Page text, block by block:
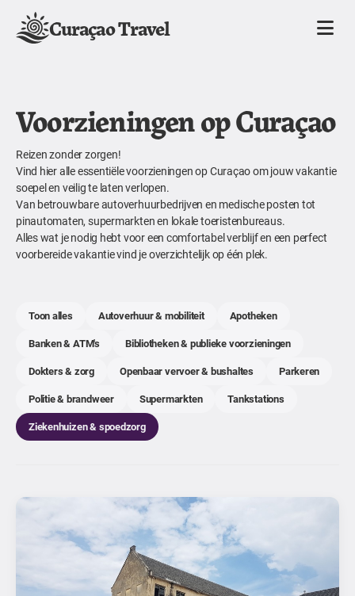
Curaçao Travel
Voorzieningen op Curaçao
Reizen zonder zorgen!
Vind hier alle essentiële voorzieningen op Curaçao om jouw vakantie
soepel en veilig te laten verlopen.
Van betrouwbare autoverhuurbedrijven en medische posten tot
pinautomaten, supermarkten en lokale toeristenbureaus.
Alles wat je nodig hebt voor een comfortabel verblijf en een perfect
voorbereide vakantie vind je overzichtelijk op één plek.
Toon alles Autoverhuur & mobiliteit
Apotheken
Banken & ATM's
Bibliotheken & publieke voorzieningen
Dokters & zorg
Openbaar vervoer & bushaltes
Parkeren
Politie & brandweer
Supermarkten
Tankstations
Ziekenhuizen & spoedzorg